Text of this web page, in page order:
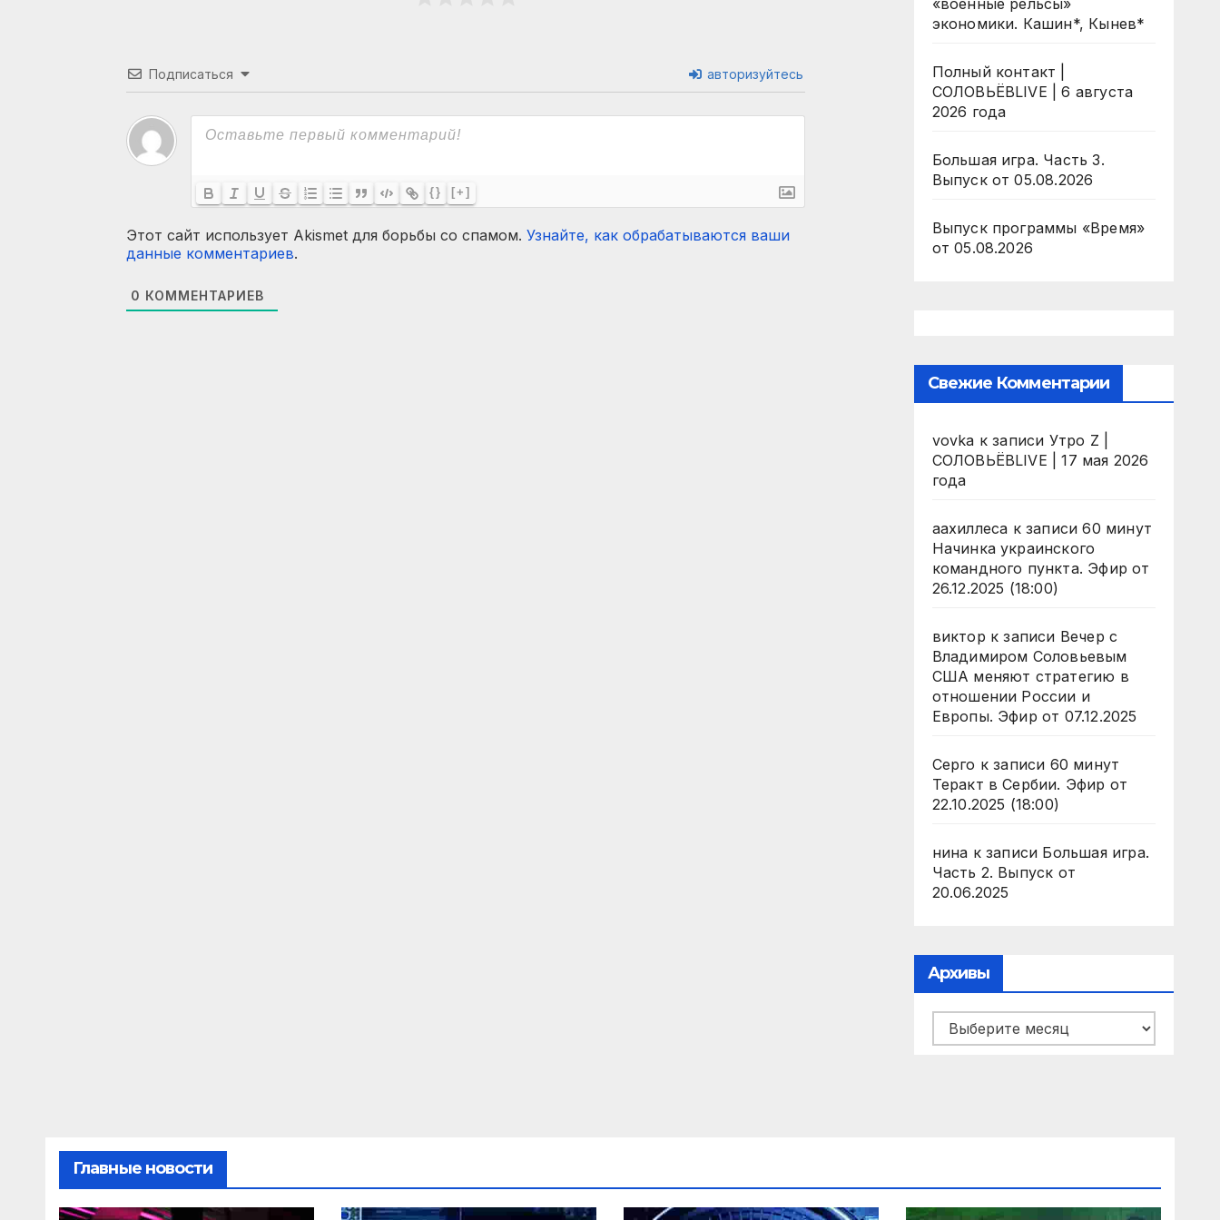
Подписаться авторизуйтесь
{} [+]
Этот сайт использует Akismet для борьбы со спамом. Узнайте, как обрабатываются ваши
данные комментариев.
0 КОММЕНТАРИЕВ
«военные рельсы»
экономики. Кашин*, Кынев*
Полный контакт |
СОЛОВЬЁВLIVE | 6 августа
2026 года
Большая игра. Часть 3.
Выпуск от 05.08.2026
Выпуск программы «Время»
от 05.08.2026
Свежие Комментарии
vovka к записи Утро Z |
СОЛОВЬЁВLIVE | 17 мая 2026
года
аахиллеса к записи60 минут
Начинка украинского
командного пункта. Эфир от
26.12.2025 (18:00)
виктор к записи Вечер с
Владимиром Соловьевым
США меняют стратегию в
отношении России и
Европы. Эфир от 07.12.2025
Серго к записи 60 минут
Теракт в Сербии. Эфир от
22.10.2025 (18:00)
нина к записи Большая игра.
Часть 2. Выпуск от
20.06.2025
Архивы
Архивы
Главные новости